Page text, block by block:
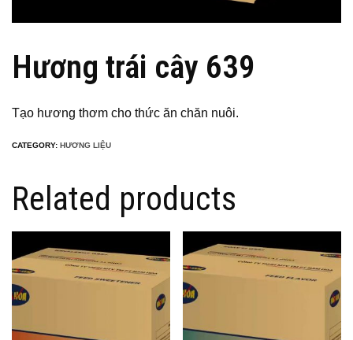
Hương trái cây 639
Tạo hương thơm cho thức ăn chăn nuôi.
CATEGORY: HƯƠNG LIỆU
Related products